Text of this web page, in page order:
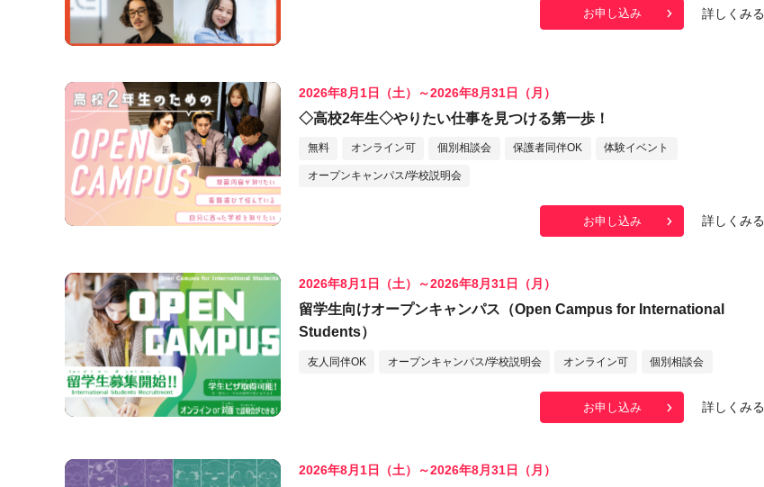
お申し込み 詳しくみる
2026年8月1日（土）～2026年8月31日（月）
◇高校2年生◇やりたい仕事を見つける第一歩！
無料 オンライン可 個別相談会 保護者同伴OK 体験イベント
オープンキャンパス/学校説明会
お申し込み 詳しくみる
2026年8月1日（土）～2026年8月31日（月）
留学生向けオープンキャンパス（Open Campus for International
Students）
友人同伴OK オープンキャンパス/学校説明会 オンライン可 個別相談会
お申し込み 詳しくみる
2026年8月1日（土）～2026年8月31日（月）